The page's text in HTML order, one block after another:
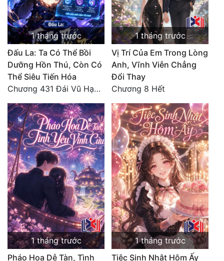
1 tháng trước
Đấu La: Ta Có Thể Bồi
Dưỡng Hồn Thú, Còn Có
Thể Siêu Tiến Hóa
Chương 431 Đái Vũ Hạo: Lão tử phản rồi! (Toàn thư hoàn)
1 tháng trước
Vị Trí Của Em Trong Lòng
Anh, Vĩnh Viễn Chẳng
Đổi Thay
Chương 8 Hết
1 tháng trước
Pháo Hoa Dễ Tàn, Tình
1 tháng trước
Tiệc Sinh Nhật Hôm Ấy